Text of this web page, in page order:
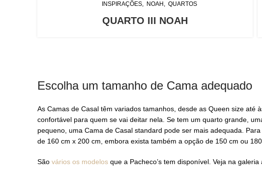
INSPIRAÇÕES NOAH QUARTOS
QUARTO III NOAH
Escolha um tamanho de Cama adequado
As Camas de Casal têm variados tamanhos, desde as Queen size até
confortável para quem se vai deitar nela. Se tem um quarto grande,
pequeno, uma Cama de Casal standard pode ser mais adequada.
de 160 cm x 200 cm, embora exista também a opção de 150 cm ou
São vários os modelos que a Pacheco’s tem disponível. Veja na